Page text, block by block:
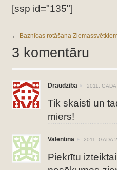
[ssp id="135"]
← Baznīcas rotāšana
3 komentāru
Draudziba 2011.
Tik skaisti un
miers!
Valentīna 2011. GADA
Piekrītu